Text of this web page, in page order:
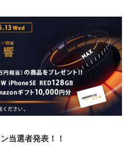
当選者発表！！